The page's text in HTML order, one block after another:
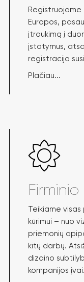
Europos,
įtraukimą į
įstatymus,
registracija
Plačiau...
Teikiame visas
kūrimui – nuo
priemonių
kitų darbų.
dizaino
kompanijos